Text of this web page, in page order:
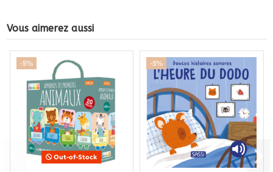
Vous aimerez aussi
-5%
Out-of-Stock
-5%